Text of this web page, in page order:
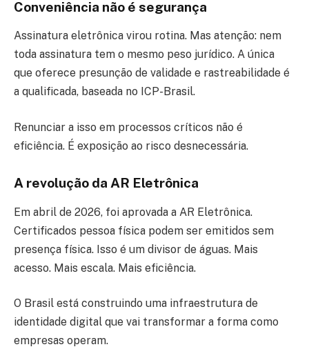
Conveniência não é segurança
Assinatura eletrônica virou rotina. Mas atenção: nem
toda assinatura tem o mesmo peso jurídico. A única
que oferece presunção de validade e rastreabilidade é
a qualificada, baseada no ICP-Brasil.
Renunciar a isso em processos críticos não é
eficiência. É exposição ao risco desnecessária.
A revolução da AR Eletrônica
Em abril de 2026, foi aprovada a AR Eletrônica.
Certificados pessoa física podem ser emitidos sem
presença física. Isso é um divisor de águas. Mais
acesso. Mais escala. Mais eficiência.
O Brasil está construindo uma infraestrutura de
identidade digital que vai transformar a forma como
empresas operam.